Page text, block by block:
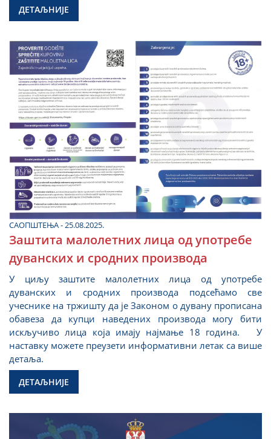
ДЕТАЉНИЈЕ
САОПШТЕЊА - 25.08.2025.
Заштита малолетних лица од употребе
дуванских и сродних производа
У циљу заштите малолетних лица од употребе
дуванских и сродних производа подсећамо све
учеснике на тржишту да је Законом о дувану прописана
обавеза да купци наведених производа могу бити
искључиво лица која имају најмање 18 година. У
наставку можете преузети информативни летак са више
детаља.
ДЕТАЉНИЈЕ